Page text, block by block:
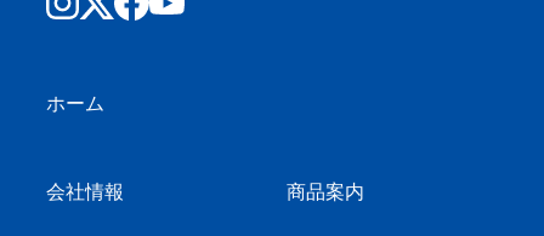
ホーム
会社情報 商品案内